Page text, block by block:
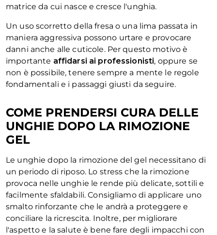
matrice da cui nasce e cresce l'unghia.
Un uso scorretto della fresa o una lima passata in
maniera aggressiva possono urtare e provocare
danni anche alle cuticole. Per questo motivo è
importante affidarsi ai professionisti, oppure se
non è possibile, tenere sempre a mente le regole
fondamentali e i passaggi giusti da seguire.
COME PRENDERSI CURA DELLE
UNGHIE DOPO LA RIMOZIONE
GEL
Le unghie dopo la rimozione del gel necessitano di
un periodo di riposo. Lo stress che la rimozione
provoca nelle unghie le rende più delicate, sottili e
facilmente sfaldabili. Consigliamo di applicare uno
smalto rinforzante che le andrà a proteggere e
conciliare la ricrescita. Inoltre, per migliorare
l'aspetto e la salute è bene fare degli impacchi con